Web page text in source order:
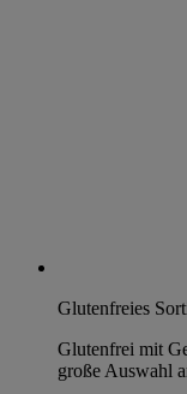
Glutenfreies
Glutenfrei mit
große Auswahl